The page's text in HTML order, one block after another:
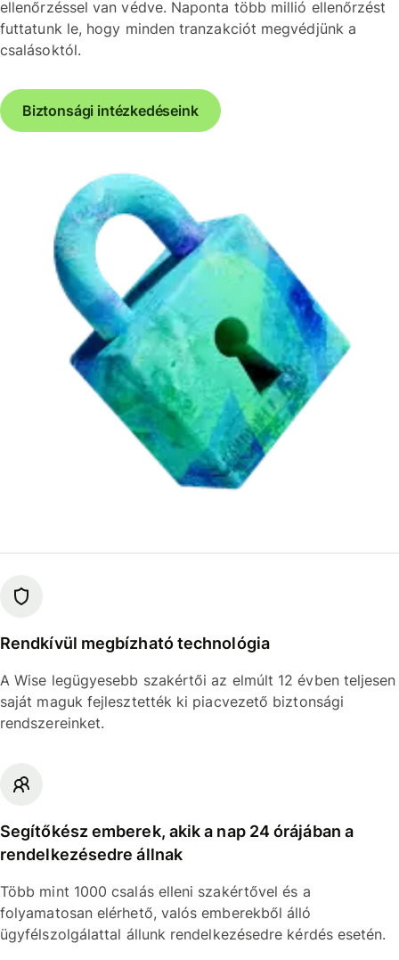
ellenőrzéssel van védve. Naponta több millió ellenőrzést
futtatunk le, hogy minden tranzakciót megvédjünk a
csalásoktól.
Biztonsági intézkedéseink
Rendkívül megbízható technológia
A Wise legügyesebb szakértői az elmúlt 12 évben teljesen
saját maguk fejlesztették ki piacvezető biztonsági
rendszereinket.
Segítőkész emberek, akik a nap 24 órájában a
rendelkezésedre állnak
Több mint 1000 csalás elleni szakértővel és a
folyamatosan elérhető, valós emberekből álló
ügyfélszolgálattal állunk rendelkezésedre kérdés esetén.